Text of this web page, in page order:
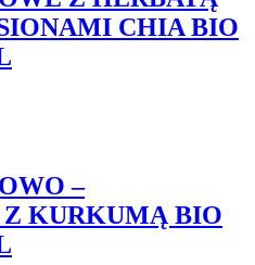
CHIA BIO
–
KURKUMĄ BIO